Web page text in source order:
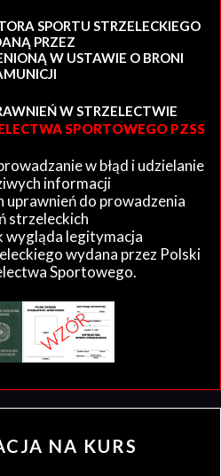
SPORTU STRZELECKIEGO
PRZEZ
W USTAWIE O BRONI
W STRZELECTWIE
SPORTOWEGO PZSS
w błąd i udzielanie
informacji
uprawnień do prowadzenia
strzeleckich
wygląda legitymacja
wydana przez Polski
Sportowego.
NA KURS